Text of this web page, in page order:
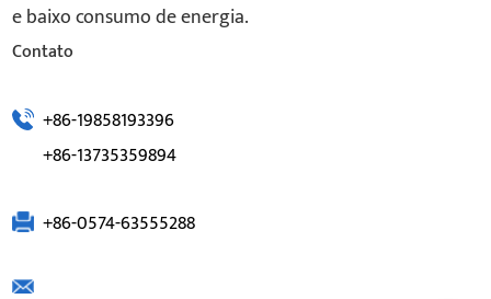
e baixo consumo de energia.
Contato
+86-19858193396
+86-13735359894
+86-0574-63555288